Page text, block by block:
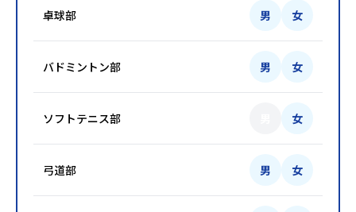
卓球部 男 女
バドミントン部 男 女
ソフトテニス部 女
弓道部 男 女